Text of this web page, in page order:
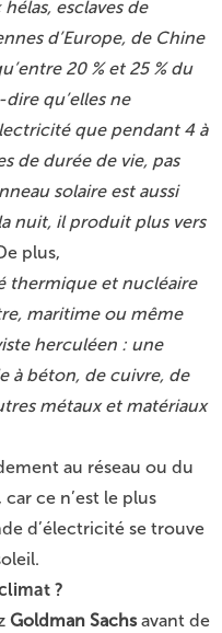
hélas, esclaves de
d’Europe, de Chine
20 % et 25 % du
dire qu’elles ne
que pendant 4 à
de durée de vie, pas
solaire est aussi
nuit, il produit plus vers
plus,
thermique et nucléaire
maritime ou même
herculéen : une
à béton, de cuivre, de
métaux et matériaux
au réseau ou du
ce n’est le plus
d’électricité se trouve
?
Goldman Sachsavant de